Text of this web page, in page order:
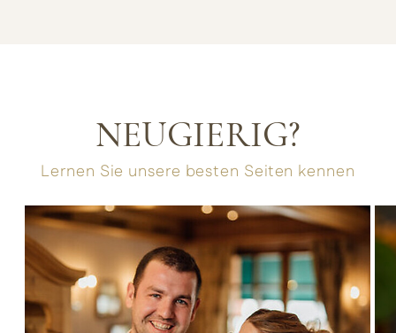
NEUGIERIG?
Lernen Sie unsere besten Seiten kennen